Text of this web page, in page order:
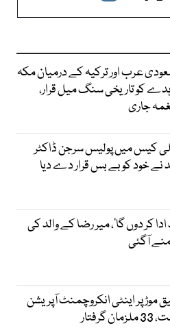
عرب اور ترکیہ کے درمیان مکہ
کو تاریخی سنگ میل قرار،
جاری
کیس میں پولیس سرجن ڈاکٹر
خود کو بے بس قرار دے دیا
کر دوں گا‘، میر رضا کے والد کی
آگئی
موڑ پر اینٹی انکروچمنٹ آپریشن